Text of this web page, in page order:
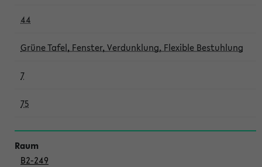
44
Grüne Tafel, Fenster, Verdunklung, Flexible Bestuhlung
7
75
B2-249